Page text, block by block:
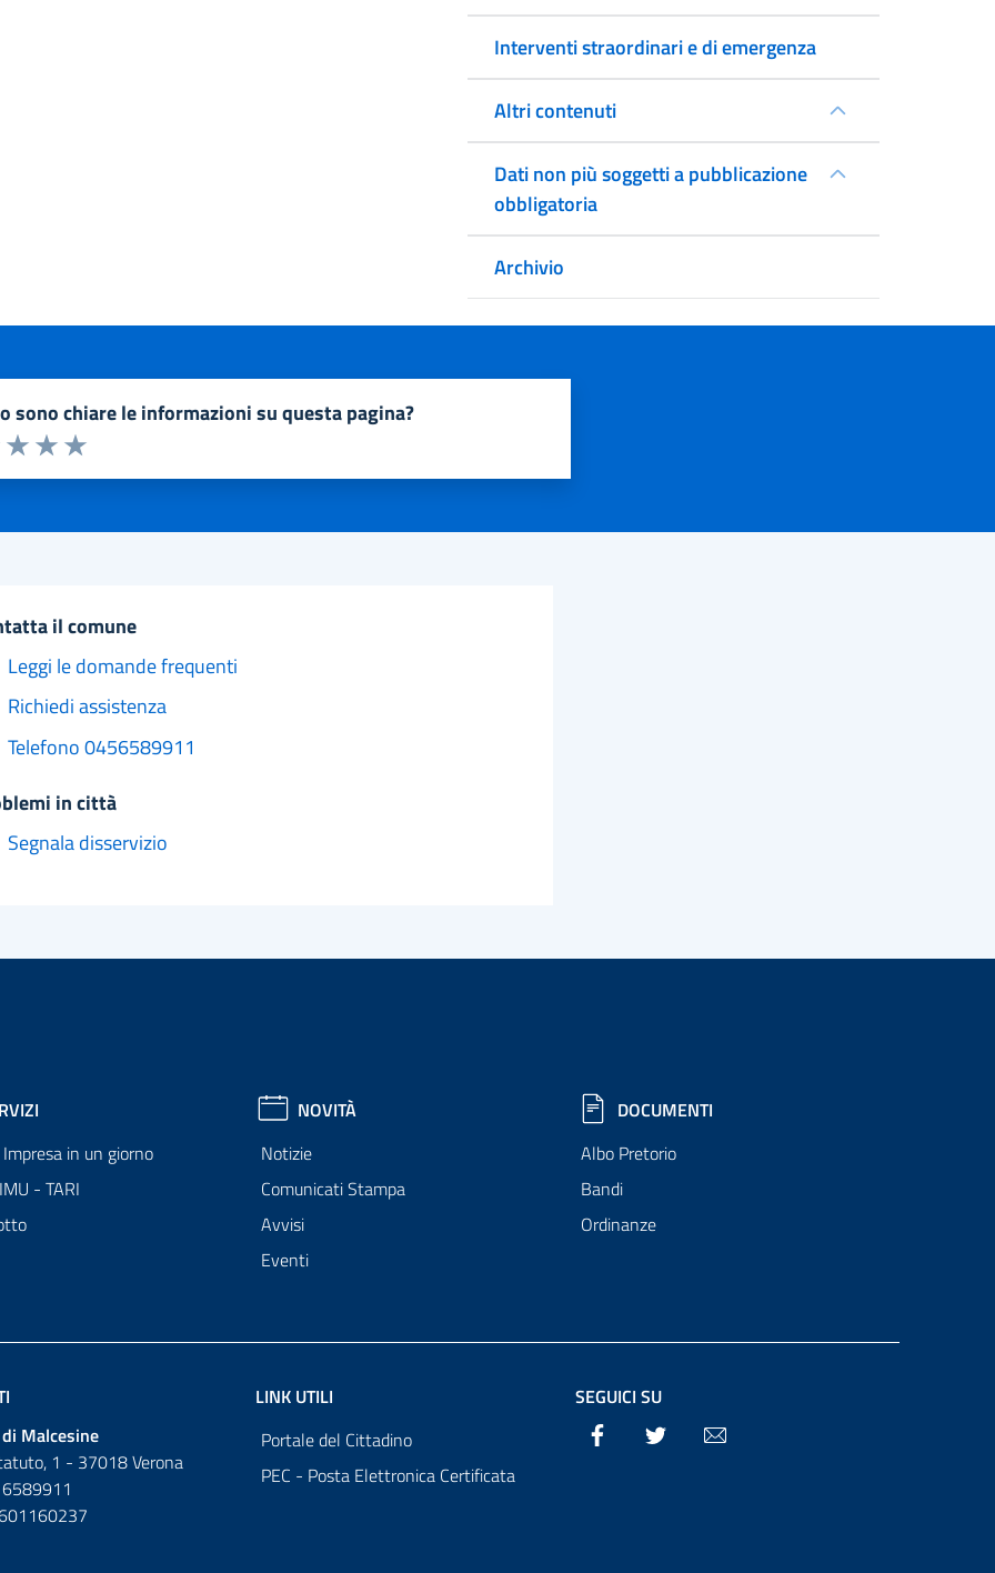
Interventi straordinari e di emergenza
Altri contenuti
Dati non più soggetti a pubblicazione
obbligatoria
Archivio
sono chiare le informazioni su questa pagina?
1 a 5 stelle la pagina
Valuta 5 stelle su 5
Valuta 4 stelle su 5
Valuta 3 stelle su 5
2 stelle su 5
stelle su 5
il comune
Leggi le domande frequenti
Richiedi assistenza
Telefono 0456589911
in città
Segnala disservizio
in un giorno
- TARI
NOVITÀ
Notizie
Comunicati Stampa
Avvisi
Eventi
DOCUMENTI
Albo Pretorio
Bandi
Ordinanze
Malcesine
1 - 37018 Verona
LINK UTILI
Portale del Cittadino
PEC - Posta Elettronica Certificata
SEGUICI SU
Facebook Twitter